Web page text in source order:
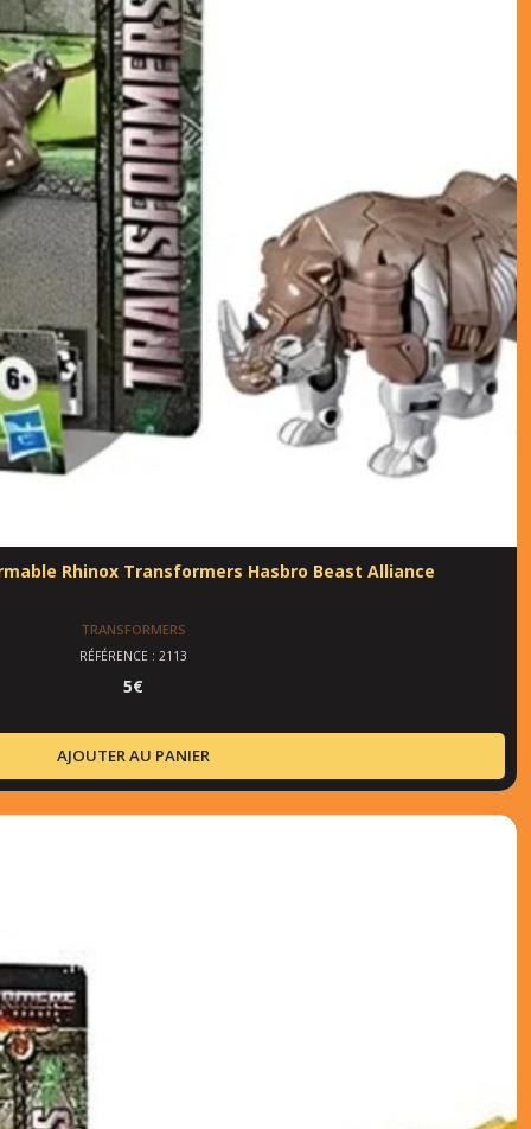
Rhinox Transformers Hasbro Beast Alliance
TRANSFORMERS
RÉFÉRENCE : 2113
5€
AJOUTER AU PANIER